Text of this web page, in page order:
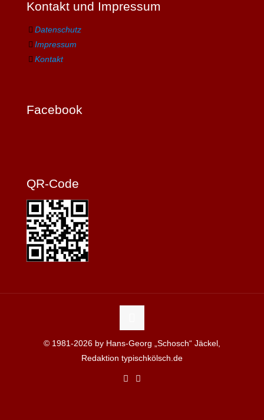
Kontakt und Impressum
Datenschutz
Impressum
Kontakt
Facebook
QR-Code
© 1981-2026 by Hans-Georg „Schosch“ Jäckel,
Redaktion typischkölsch.de